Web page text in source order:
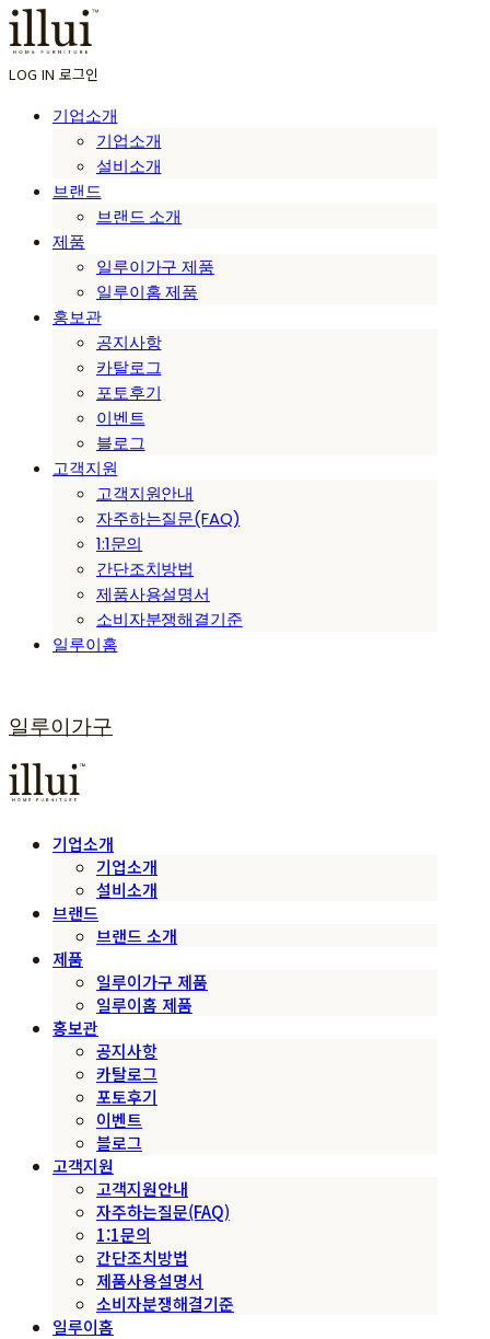
LOG IN 로그인
기업소개
기업소개
설비소개
브랜드
브랜드 소개
제품
일루이가구 제품
일루이홈 제품
홍보관
공지사항
카탈로그
포토후기
이벤트
블로그
고객지원
고객지원안내
자주하는질문(FAQ)
1:1문의
간단조치방법
제품사용설명서
소비자분쟁해결기준
일루이홈
일루이가구
기업소개
기업소개
설비소개
브랜드
브랜드 소개
제품
일루이가구 제품
일루이홈 제품
홍보관
공지사항
카탈로그
포토후기
이벤트
블로그
고객지원
고객지원안내
자주하는질문(FAQ)
1:1문의
간단조치방법
제품사용설명서
소비자분쟁해결기준
일루이홈